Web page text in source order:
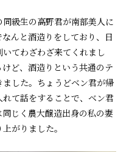
級生の高野君が南部美人に
んと酒造りをしており、日
てわざわざ来てくれまし
ど、酒造りという共通のテ
した。ちょうどベン君が帰
て話をすることで、ベン君
じく農大醸造出身の私の妻
がりました。